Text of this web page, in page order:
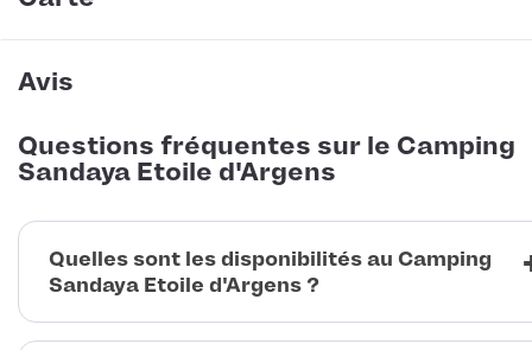
Avis
Questions fréquentes sur le Camping
Sandaya Etoile d'Argens
Quelles sont les disponibilités au Camping
Sandaya Etoile d'Argens ?